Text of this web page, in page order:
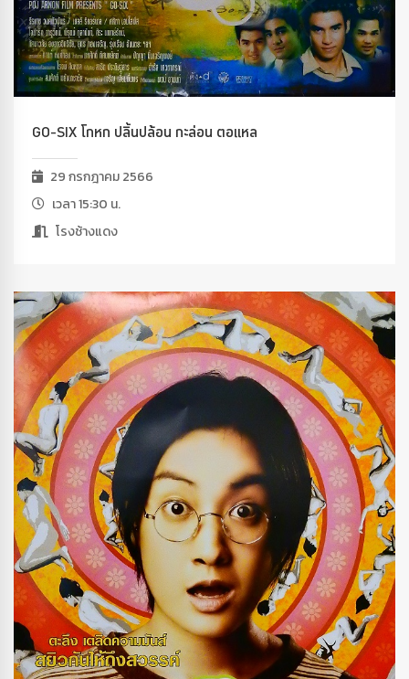
GO-SIX โกหก ปลิ้นปล้อน กะล่อน ตอแหล
29 กรกฎาคม 2566
เวลา 15:30 น.
โรงช้างแดง